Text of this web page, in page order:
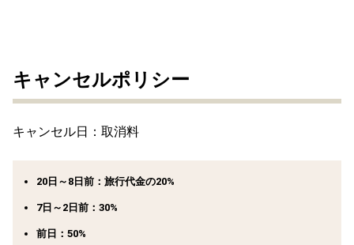
キャンセルポリシー
キャンセル日：取消料
20日～8日前：旅行代金の20%
7日～2日前：30%
前日：50%